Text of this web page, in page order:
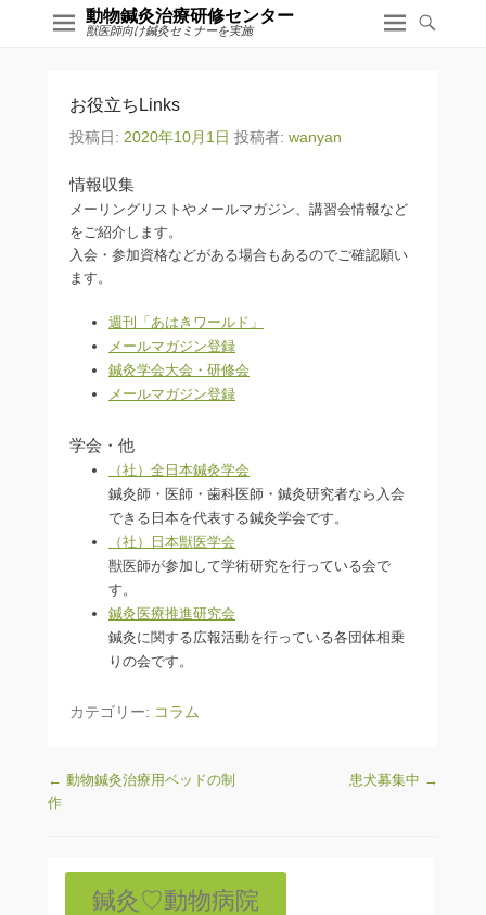
動物鍼灸治療研修センター
獣医師向け鍼灸セミナーを実施
お役立ちLinks
投稿日: 2020年10月1日 投稿者: wanyan
情報収集
メーリングリストやメールマガジン、講習会情報など
をご紹介します。
入会・参加資格などがある場合もあるのでご確認願い
ます。
週刊「あはきワールド」
メールマガジン登録
鍼灸学会大会・研修会
メールマガジン登録
学会・他
（社）全日本鍼灸学会
鍼灸師・医師・歯科医師・鍼灸研究者なら入会
できる日本を代表する鍼灸学会です。
（社）日本獣医学会
獣医師が参加して学術研究を行っている会で
す。
鍼灸医療推進研究会
鍼灸に関する広報活動を行っている各団体相乗
りの会です。
カテゴリー: コラム
投稿ナビゲーション
← 動物鍼灸治療用ベッドの制
作
患犬募集中 →
鍼灸♡動物病院